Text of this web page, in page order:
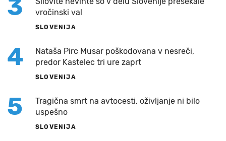
3
vročinski val
SLOVENIJA
4
Nataša Pirc Musar poškodovana v nesreči,
predor Kastelec tri ure zaprt
SLOVENIJA
5
Tragična smrt na avtocesti, oživljanje ni bilo
uspešno
SLOVENIJA